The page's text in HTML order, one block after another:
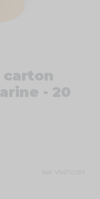
carton
- 20
Ref. V547OZM